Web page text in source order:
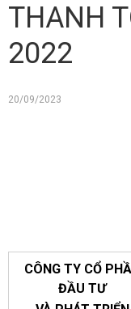
THANH
2022
20/09/2023
CÔNG TY CỔ
ĐẦU TƯ